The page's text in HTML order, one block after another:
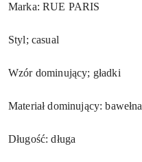
Marka: RUE PARIS
Styl; casual
Wzór dominujący; gładki
Materiał dominujący: bawełna
Długość: długa